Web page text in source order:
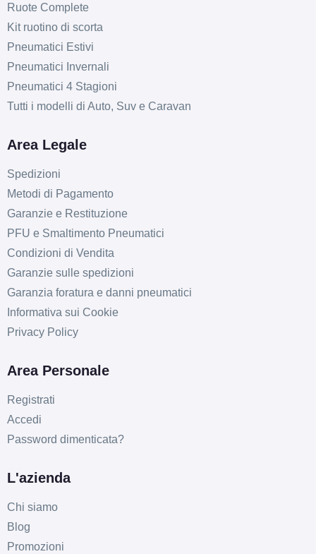
Ruote Complete
Kit ruotino di scorta
Pneumatici Estivi
Pneumatici Invernali
Pneumatici 4 Stagioni
Tutti i modelli di Auto, Suv e Caravan
Area Legale
Spedizioni
Metodi di Pagamento
Garanzie e Restituzione
PFU e Smaltimento Pneumatici
Condizioni di Vendita
Garanzie sulle spedizioni
Garanzia foratura e danni pneumatici
Informativa sui Cookie
Privacy Policy
Area Personale
Registrati
Accedi
Password dimenticata?
L'azienda
Chi siamo
Blog
Promozioni